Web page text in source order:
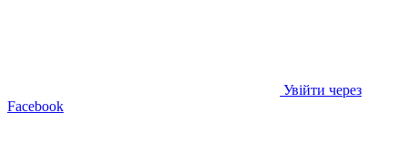
Увійти через
Facebook